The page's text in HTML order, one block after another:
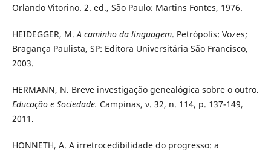
Orlando Vitorino. 2. ed., São Paulo: Martins Fontes, 1976.
HEIDEGGER, M.A caminho da linguagem. Petrópolis: Vozes;
Bragança Paulista, SP: Editora Universitária São Francisco,
2003.
HERMANN, N. Breve investigação genealógica sobre o outro.
Educação e Sociedade. Campinas, v. 32, n. 114, p. 137-149,
2011.
HONNETH, A. A irretrocedibilidade do progresso: a